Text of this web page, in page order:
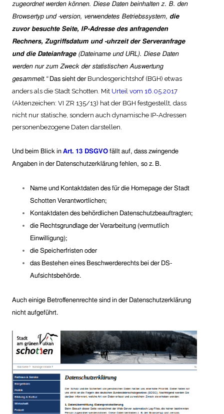
zugeordnet werden können. Diese Daten beinhalten z. B. den
Browsertyp und -version, verwendetes Betriebssystem, die
zuvor besuchte Seite, IP-Adresse des anfragenden
Rechners, Zugriffsdatum und -uhrzeit der Serveranfrage
und die Dateianfrage(Dateiname und URL). Diese Daten
werden nur zum Zweck der statistischen Auswertung
gesammelt.“ Das sieht der Bundesgerichtshof (BGH) etwas
anders als die Stadt Schotten. Mit Urteil vom 16.05.2017
(Aktenzeichen: VI ZR 135/13) hat der BGH festgestellt, dass
nicht nur statische, sondern auch dynamische IP-Adressen
personenbezogene Daten darstellen.
Und beim Blick in Art. 13 DSGVO fällt auf, dass zwingende
Angaben in der Datenschutzerklärung fehlen, so z. B.
Name und Kontaktdaten des für die Homepage der Stadt
Schotten Verantwortlichen;
Kontaktdaten des behördlichen Datenschutzbeauftragten;
die Rechtsgrundlage der Verarbeitung (vermutlich
Einwilligung);
die Speicherfristen oder
das Bestehen eines Beschwerderechts bei der DS-
Aufsichtsbehörde.
Auch einige Betroffenenrechte sind in der Datenschutzerklärung
nicht aufgeführt.